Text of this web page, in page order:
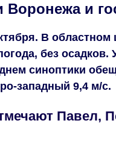
и
В областном
без
синоптики
западный 9,4 м/с.
Павел,